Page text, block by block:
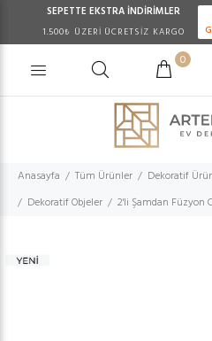
SEPETTE EKSTRA İNDİRİMLER
1.500₺ ÜZERİ ÜCRETSİZ KARGO
0
Anasayfa Tüm Ürünler Dekoratif
Dekoratif Objeler
2'li Şamdan Füzyon